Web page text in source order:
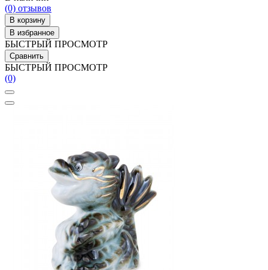
(0) отзывов
В корзину
В избранное
БЫСТРЫЙ ПРОСМОТР
Сравнить
БЫСТРЫЙ ПРОСМОТР
(0)